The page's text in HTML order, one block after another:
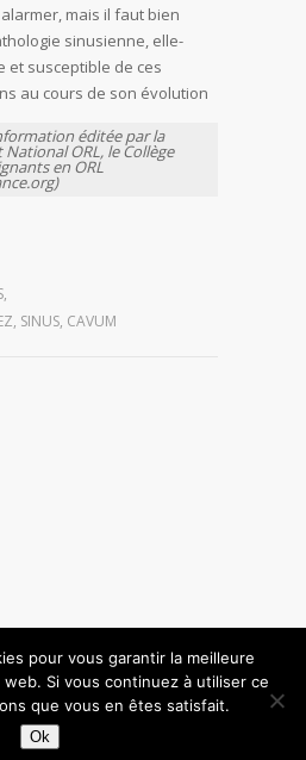
mais il faut bien
sinusienne, elle-
et susceptible de ces
au cours de son évolution
éditée par la
National ORL, le Collège
en ORL
,
SINUS, CAVUM
Bruxelles. Site by
pour vous garantir la meilleure
Si vous continuez à utiliser ce
que vous en êtes satisfait.
Ok